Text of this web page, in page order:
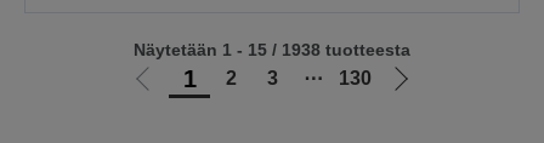
Siirry1 2 3 ⋯ 130
Siirry
Näytetään 1 - 15 / 1938 tuotteesta